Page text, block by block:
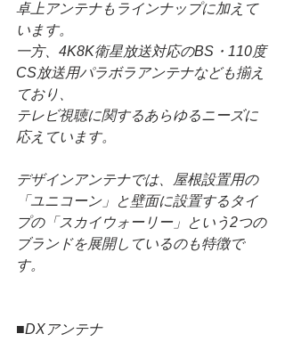
卓上アンテナもラインナップに加えて
います。
一方、4K8K衛星放送対応のBS・110度
CS放送用パラボラアンテナなども揃え
ており、
テレビ視聴に関するあらゆるニーズに
応えています。
デザインアンテナでは、屋根設置用の
「ユニコーン」と壁面に設置するタイ
プの「スカイウォーリー」という2つの
ブランドを展開しているのも特徴で
す。
■DXアンテナ